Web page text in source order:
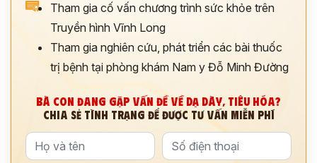
Tham gia cố vấn chương trình sức khỏe trên
Truyền hình Vĩnh Long
Tham gia nghiên cứu, phát triển các bài thuốc
trị bệnh tại phòng khám Nam y Đỗ Minh Đường
BÀ CON ĐANG GẶP VẤN ĐỀ VỀ DẠ DÀY, TIÊU HÓA?
CHIA SẺ TÌNH TRẠNG ĐỂ ĐƯỢC TƯ VẤN MIỄN PHÍ